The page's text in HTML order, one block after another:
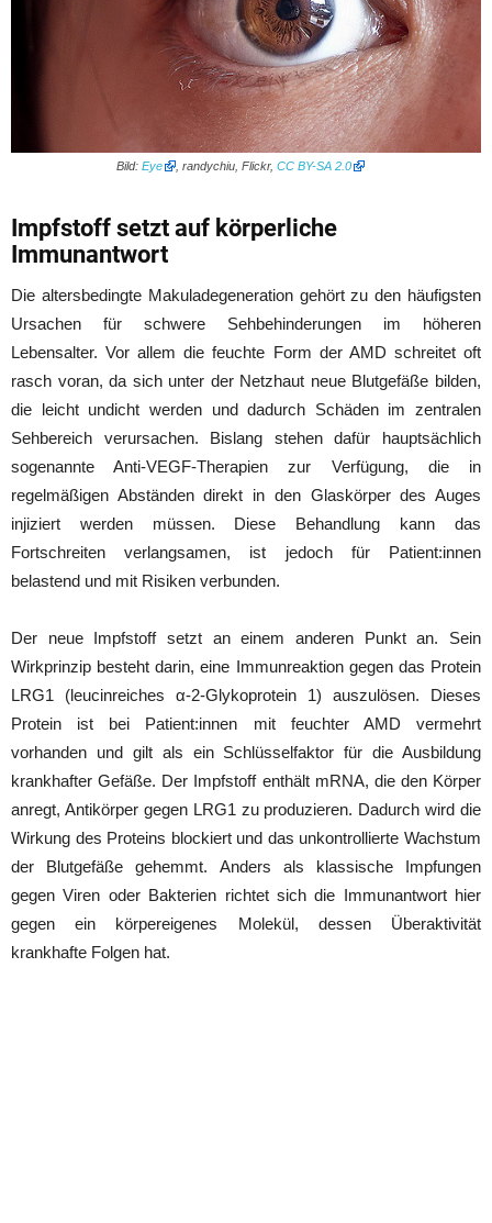
Bild: Eye , randychiu, Flickr, CC BY-SA 2.0
Impfstoff setzt auf körperliche
Immunantwort
Die altersbedingte Makuladegeneration gehört zu den häufigsten
Ursachen für schwere Sehbehinderungen im höheren
Lebensalter. Vor allem die feuchte Form der AMD schreitet oft
rasch voran, da sich unter der Netzhaut neue Blutgefäße bilden,
die leicht undicht werden und dadurch Schäden im zentralen
Sehbereich verursachen. Bislang stehen dafür hauptsächlich
sogenannte Anti-VEGF-Therapien zur Verfügung, die in
regelmäßigen Abständen direkt in den Glaskörper des Auges
injiziert werden müssen. Diese Behandlung kann das
Fortschreiten verlangsamen, ist jedoch für Patient:innen
belastend und mit Risiken verbunden.
Der neue Impfstoff setzt an einem anderen Punkt an. Sein
Wirkprinzip besteht darin, eine Immunreaktion gegen das Protein
LRG1 (leucinreiches α-2-Glykoprotein 1) auszulösen. Dieses
Protein ist bei Patient:innen mit feuchter AMD vermehrt
vorhanden und gilt als ein Schlüsselfaktor für die Ausbildung
krankhafter Gefäße. Der Impfstoff enthält mRNA, die den Körper
anregt, Antikörper gegen LRG1 zu produzieren. Dadurch wird die
Wirkung des Proteins blockiert und das unkontrollierte Wachstum
der Blutgefäße gehemmt. Anders als klassische Impfungen
gegen Viren oder Bakterien richtet sich die Immunantwort hier
gegen ein körpereigenes Molekül, dessen Überaktivität
krankhafte Folgen hat.